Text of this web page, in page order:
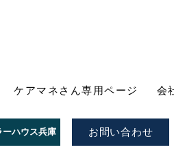
ケアマネさん専用ページ 会
ーハウス兵庫 お問い合わせ